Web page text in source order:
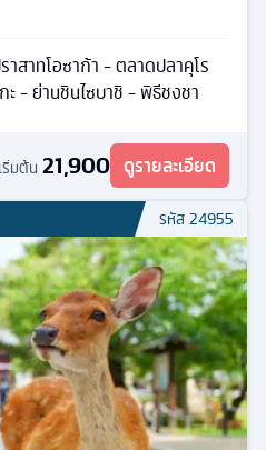
สาทโอซาก้า - ตลาดปลาคุโร
ะ - ย่านชินไซบาชิ - พิธีชงชา
เริ่มต้น 21,900 ดูรายละเอียด
รหัส24955